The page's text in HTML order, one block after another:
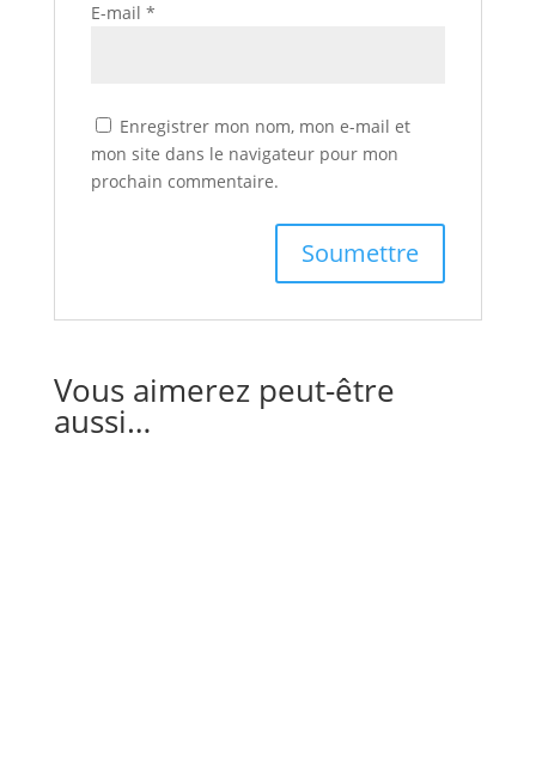
E-mail *
Enregistrer mon nom, mon e-mail et
mon site dans le navigateur pour mon
prochain commentaire.
Vous aimerez peut-être
aussi…